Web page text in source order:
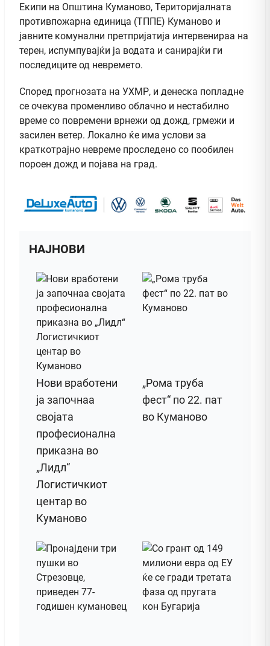
Екипи на Општина Куманово, Територијалната
противпожарна единица (ТППЕ) Куманово и
јавните комунални претпријатија интервенираа на
терен, испумпувајќи ја водата и санирајќи ги
последиците од невремето.
Според прогнозата на УХМР, и денеска попладне
се очекува променливо облачно и нестабилно
време со повремени врнежи од дожд, грмежи и
засилен ветер. Локално ќе има услови за
краткотрајно невреме проследено со пообилен
пороен дожд и појава на град.
НАЈНОВИ
Нови вработени
ја започнаа
својата
професионална
приказна во
„Лидл“
Логистичкиот
центар во
Куманово
„Рома труба
фест“ по 22. пат
во Куманово